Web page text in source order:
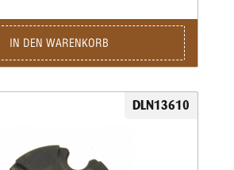
IN DEN WARENKORB
DLN13610